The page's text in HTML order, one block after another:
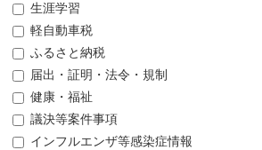
生涯学習
軽自動車税
ふるさと納税
届出・証明・法令・規制
健康・福祉
議決等案件事項
インフルエンザ等感染症情報